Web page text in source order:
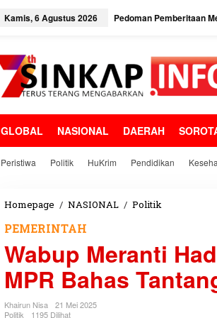
Kamis, 6 Agustus 2026 Pedoman Pemberitaan
GLOBAL NASIONAL DAERAH
Peristiwa Politik HuKrim Pendidikan
Homepage / NASIONAL / Politik
u
e
PEMERINTAH
Wabup Meranti
MPR Bahas
Khairun Nisa
21 Mei 2025
Politik
1195 Dilihat